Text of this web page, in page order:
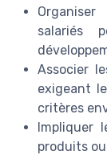
salariés
Associer
exigeant
critères
Impliquer
produits